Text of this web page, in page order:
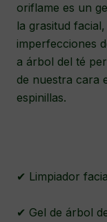
oriflame es un
la grasitud
imperfecciones
a árbol del té
de nuestra cara
espinillas.
✔ Limpiador
✔ Gel de árbol